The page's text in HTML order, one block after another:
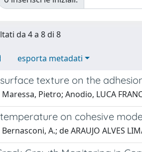
da 4 a 8 di 8
esporta metadati
texture on the
Pietro; Anodio, LUCA
on cohesive
A.; de ARAUJO ALVES